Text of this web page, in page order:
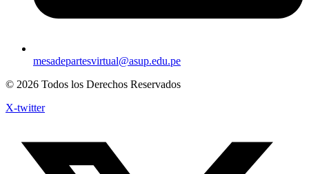
mesadepartesvirtual@asup.edu.pe
© 2026 Todos los Derechos Reservados
X-twitter